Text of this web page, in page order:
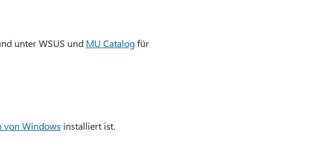
unter WSUS und MU Catalogfür
von Windows installiert ist.